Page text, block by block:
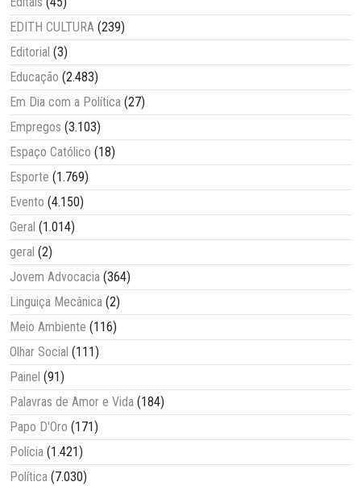
EDITH CULTURA (239)
Editorial (3)
Educação (2.483)
Em Dia com a Política (27)
Empregos (3.103)
Espaço Católico (18)
Esporte (1.769)
Evento (4.150)
Geral (1.014)
geral (2)
Jovem Advocacia (364)
Linguiça Mecânica (2)
Meio Ambiente (116)
Olhar Social (111)
Painel (91)
Palavras de Amor e Vida (184)
Papo D'Oro (171)
Polícia (1.421)
Política (7.030)